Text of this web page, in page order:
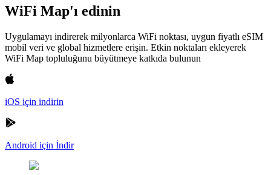
WiFi Map'ı edinin
Uygulamayı indirerek milyonlarca WiFi noktası, uygun fiyatlı eSIM
mobil veri ve global hizmetlere erişin. Etkin noktaları ekleyerek
WiFi Map topluluğunu büyütmeye katkıda bulunun
iOS için indirin
Android için İndir